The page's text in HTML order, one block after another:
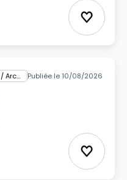
Ajouter
BTP / Matériaux de construction / Architecture Publiée le 10/08/2026
Ajouter